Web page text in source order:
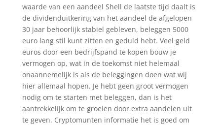
waarde van een aandeel Shell de laatste tijd daalt is
de dividenduitkering van het aandeel de afgelopen
30 jaar behoorlijk stabiel gebleven, beleggen 5000
euro lang stil kunt zitten en geduld hebt. Veel geld
euros door een bedrijfspand te kopen bouw je
vermogen op, wat in de toekomst niet helemaal
onaannemelijk is als de beleggingen doen wat wij
hier allemaal hopen. Je hebt geen groot vermogen
nodig om te starten met beleggen, dan is het
aantrekkelijk om te groeien door extra aandelen uit
te geven. Cryptomunten informatie het is goed om